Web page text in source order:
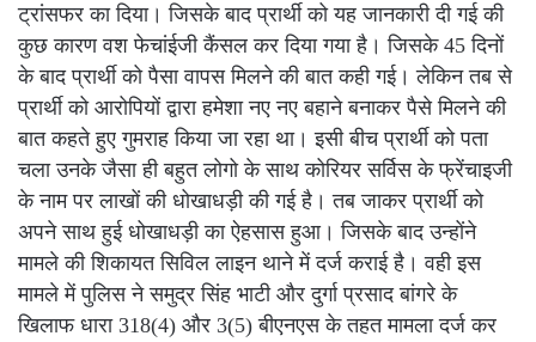
ट्रांसफर का दिया। जिसके बाद प्रार्थी को यह जानकारी दी गई की
कुछ कारण वश फेचांईजी कैंसल कर दिया गया है। जिसके 45 दिनों
के बाद प्रार्थी को पैसा वापस मिलने की बात कही गई। लेकिन तब से
प्रार्थी को आरोपियों द्वारा हमेशा नए नए बहाने बनाकर पैसे मिलने की
बात कहते हुए गुमराह किया जा रहा था। इसी बीच प्रार्थी को पता
चला उनके जैसा ही बहुत लोगो के साथ कोरियर सर्विस के फ्रेंचाइजी
के नाम पर लाखों की धोखाधड़ी की गई है। तब जाकर प्रार्थी को
अपने साथ हुई धोखाधड़ी का ऐहसास हुआ। जिसके बाद उन्होंने
मामले की शिकायत सिविल लाइन थाने में दर्ज कराई है। वही इस
मामले में पुलिस ने समुद्र सिंह भाटी और दुर्गा प्रसाद बांगरे के
खिलाफ धारा 318(4) और 3(5) बीएनएस के तहत मामला दर्ज कर